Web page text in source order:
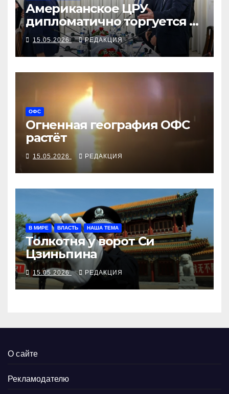
Американское ЦРУ
дипломатично торгуется с
кубинским МВД, Минюст
возбуждает дело против
Кастро-младшего
15.05.2026 РЕДАКЦИЯ
ОФС
Огненная география ОФС
растёт
15.05.2026 РЕДАКЦИЯ
В МИРЕ ВЛАСТЬ НАША ТЕМА
Толкотня у ворот Си
Цзиньпина
15.05.2026 РЕДАКЦИЯ
О сайте
Рекламодателю